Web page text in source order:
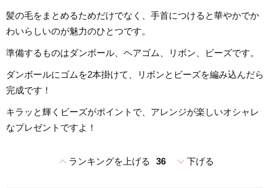
髪の毛をまとめるためだけでなく、手首につけると華やかでか
わいらしいのが魅力のひとつです。
準備するものはダンボール、ヘアゴム、リボン、ビーズです。
ダンボールにゴムを2本掛けて、リボンとビーズを編み込んだら
完成です！
キラッと輝くビーズがポイントで、アレンジが楽しいオシャレ
なプレゼントですよ！
expand_lessランキングを上げる 36 expand_more下げる